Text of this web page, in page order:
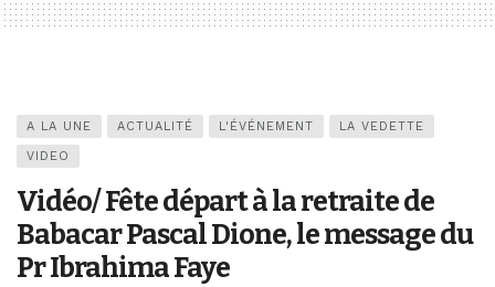
A LA UNE ACTUALITÉ L'ÉVÉNEMENT LA VEDETTE
VIDEO
Vidéo/ Fête départ à la retraite de
Babacar Pascal Dione, le message du
Pr Ibrahima Faye